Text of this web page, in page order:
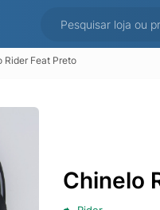
Rider Feat Preto
Chinelo